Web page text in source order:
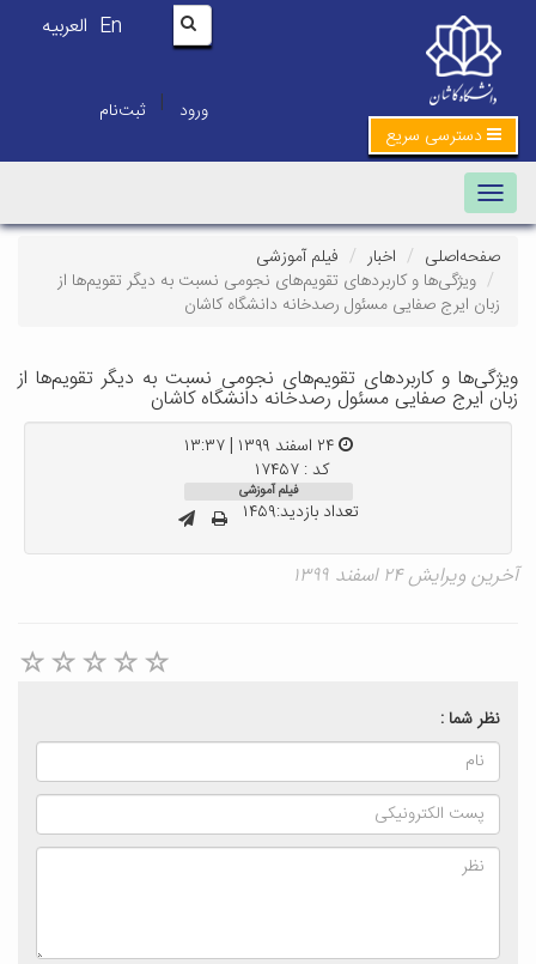
En العربیه
ورود | ثبت‌نام
دسترسی سریع
Toggle navigation
صفحه‌اصلی اخبار
فیلم آموزشی
ویژگی‌ها و کاربردهای تقویم‌های نجومی نسبت به دیگر تقویم‌ها از
زبان ایرج صفایی مسئول رصدخانه دانشگاه کاشان
ویژگی‌ها و کاربردهای تقویم‌های نجومی نسبت به دیگر تقویم‌ها از
زبان ایرج صفایی مسئول رصدخانه دانشگاه کاشان
۲۴ اسفند ۱۳۹۹ | ۱۳:۳۷
کد : ۱۷۴۵۷
فیلم آموزشی
تعداد بازدید:۱۴۵۹
آخرین ویرایش ۲۴ اسفند ۱۳۹۹
نظر شما :